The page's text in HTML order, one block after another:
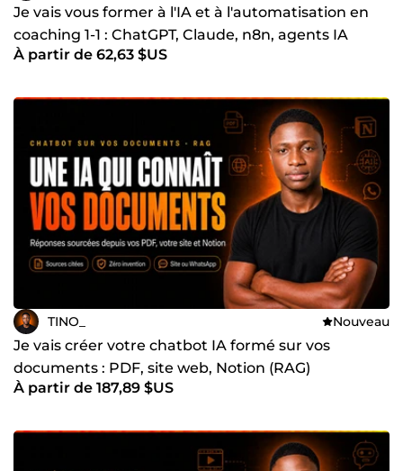
Je vais vous former à l'IA et à l'automatisation en
coaching 1-1 : ChatGPT, Claude, n8n, agents IA
À partir de 62,63 $US
TINO_ Nouveau
Je vais créer votre chatbot IA formé sur vos
documents : PDF, site web, Notion (RAG)
À partir de 187,89 $US